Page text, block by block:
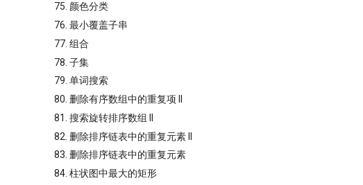
75. 颜色分类
76. 最小覆盖子串
77. 组合
78. 子集
79. 单词搜索
80. 删除有序数组中的重复项 II
81. 搜索旋转排序数组 II
82. 删除排序链表中的重复元素 II
83. 删除排序链表中的重复元素
84. 柱状图中最大的矩形